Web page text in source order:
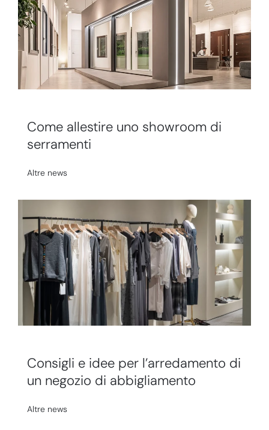
Come allestire uno showroom di
serramenti
Altre news
Consigli e idee per l’arredamento di
un negozio di abbigliamento
Altre news